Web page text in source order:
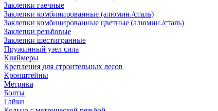
Заклепки гаечные
Заклепки комбинированные (алюмин./сталь)
Заклепки комбинированные цветные (алюмин./сталь)
Заклепки резьбовые
Заклепки шестигранные
Пружинный узел сила
Кляймеры
Крепления для строительных лесов
Кронштейны
Метрика
Болты
Гайки